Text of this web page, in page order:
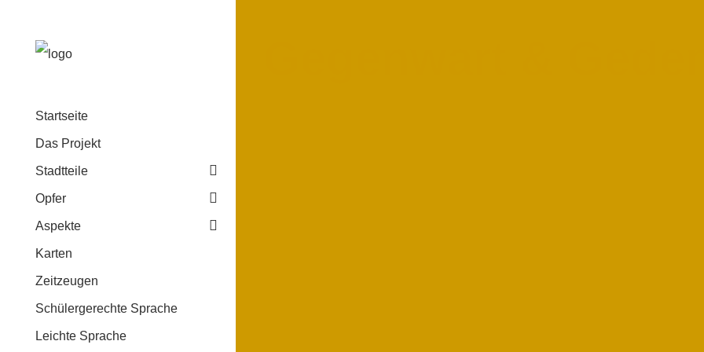
Startseite
Das Projekt
Stadtteile
Opfer
Aspekte
Karten
Zeitzeugen
Schülergerechte Sprache
Leichte Sprache